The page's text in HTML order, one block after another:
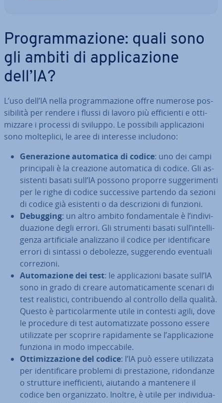
Pro­gram­ma­zio­ne: quali sono
gli ambiti di ap­pli­ca­zio­ne
dell’IA?
L’uso dell’IA nella pro­gram­ma­zio­ne offre numerose pos­
si­bi­li­tà per rendere i flussi di lavoro più ef­fi­cien­ti e ot­ti­
miz­za­re i processi di sviluppo. Le possibili ap­pli­ca­zio­ni
sono mol­te­pli­ci, le aree di interesse includono:
Ge­ne­ra­zio­ne au­to­ma­ti­ca di codice: uno dei campi
prin­ci­pa­li è la creazione au­to­ma­ti­ca di codice. Gli as­
si­sten­ti basati sull’IA possono proporre sug­ge­ri­men­ti
per le righe di codice suc­ces­si­ve partendo da sezioni
di codice già esistenti o da de­scri­zio­ni di funzioni.
Debugging: un altro ambito fon­da­men­ta­le è l’in­di­vi­
dua­zio­ne degli errori. Gli strumenti basati sull’in­tel­li­
gen­za ar­ti­fi­cia­le ana­liz­za­no il codice per iden­ti­fi­ca­re
errori di sintassi o debolezze, sug­ge­ren­do eventuali
cor­re­zio­ni.
Au­to­ma­zio­ne dei test: le ap­pli­ca­zio­ni basate sull’IA
sono in grado di creare au­to­ma­ti­ca­men­te scenari di
test rea­li­sti­ci, con­tri­buen­do al controllo della qualità.
Questo è par­ti­co­lar­men­te utile in contesti agili, dove
le procedure di test au­to­ma­tiz­za­te possono essere
uti­liz­za­te per scoprire ra­pi­da­men­te se l’ap­pli­ca­zio­ne
funziona in modo im­pec­ca­bi­le.
Ot­ti­miz­za­zio­ne del codice: l’IA può essere uti­liz­za­ta
per iden­ti­fi­ca­re problemi di pre­sta­zio­ne, ri­don­dan­ze
o strutture inef­fi­cien­ti, aiutando a mantenere il
codice ben or­ga­niz­za­to. Inoltre, è utile per in­di­vi­dua­